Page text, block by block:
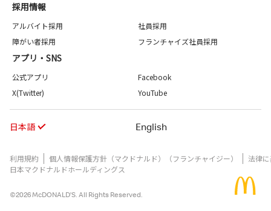
採用情報
アルバイト採用
社員採用
障がい者採用
フランチャイズ社員採用
アプリ・SNS
公式アプリ
Facebook
X(Twitter)
YouTube
日本語 English
利用規約 個人情報保護方針（マクドナルド）（フランチャイジー）
法律
日本マクドナルドホールディングス
©2026 McDONALD’S. All Rights Reserved.